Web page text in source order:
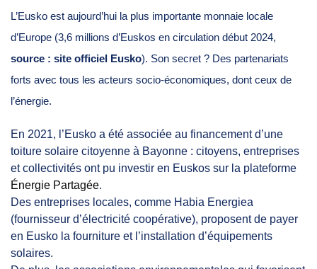
L’Eusko est aujourd’hui la plus importante monnaie locale
d’Europe (3,6 millions d’Euskos en circulation début 2024,
source : site officiel Eusko). Son secret ? Des partenariats
forts avec tous les acteurs socio-économiques, dont ceux de
l’énergie.
En 2021, l’Eusko a été associée au financement d’une
toiture solaire citoyenne à Bayonne : citoyens, entreprises
et collectivités ont pu investir en Euskos sur la plateforme
Énergie Partagée.
Des entreprises locales, comme Habia Energiea
(fournisseur d’électricité coopérative), proposent de payer
en Eusko la fourniture et l’installation d’équipements
solaires.